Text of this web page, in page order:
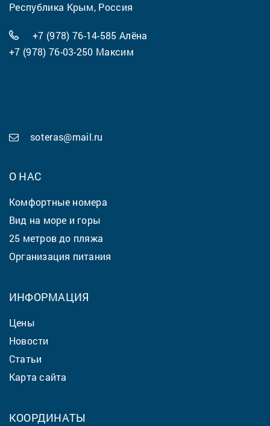
Республика Крым, Россия
+7 (978) 76-14-585 Алёна
+7 (978) 76-03-250 Максим
soteras@mail.ru
О НАС
Комфортные номера
Вид на море и горы
25 метров до пляжа
Организация питания
ИНФОРМАЦИЯ
Цены
Новости
Статьи
Карта сайта
КООРДИНАТЫ